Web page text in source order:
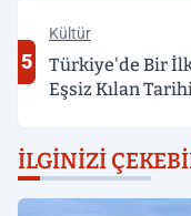
5
Kültür
Türkiye'de Bir
Eşsiz Kılan
İLGINIZI